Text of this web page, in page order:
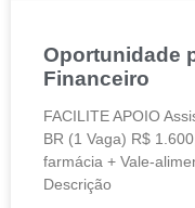
Oportunidade
Financeiro
FACILITE APOIO
BR (1 Vaga) R$
farmácia + Vale-
Descrição